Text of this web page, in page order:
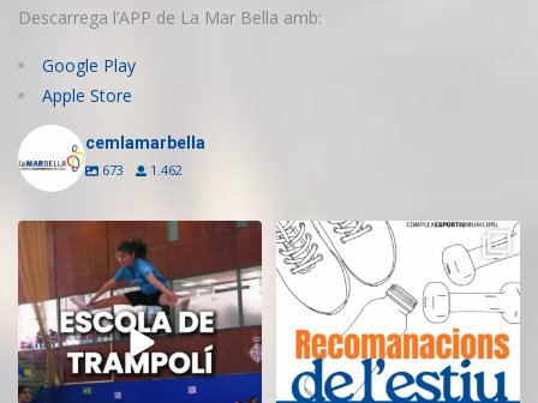
Descarrega l’APP de La Mar Bella amb:
Google Play
Apple Store
cemlamarbella
673 1.462
Inscriu-te a l’Escola de Trampolí
del CEM
9 0
Aquest estiu, continua movent-te
i cuidant-te! ...
5 0